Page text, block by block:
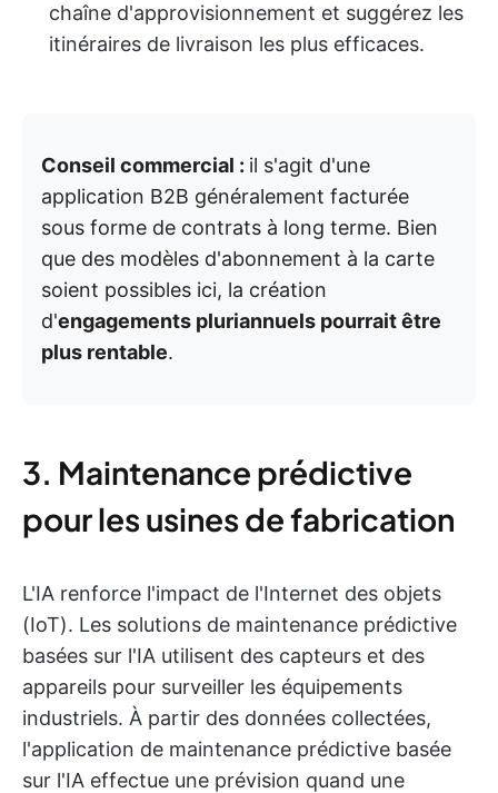
chaîne d'approvisionnement et suggérez les
itinéraires de livraison les plus efficaces.
Conseil commercial : il s'agit d'une
application B2B généralement facturée
sous forme de contrats à long terme. Bien
que des modèles d'abonnement à la carte
soient possibles ici, la création
d'engagements pluriannuels pourrait être
plus rentable.
3. Maintenance prédictive
pour les usines de fabrication
L'IA renforce l'impact de l'Internet des objets
(IoT). Les solutions de maintenance prédictive
basées sur l'IA utilisent des capteurs et des
appareils pour surveiller les équipements
industriels. À partir des données collectées,
l'application de maintenance prédictive basée
sur l'IA effectue une prévision quand une